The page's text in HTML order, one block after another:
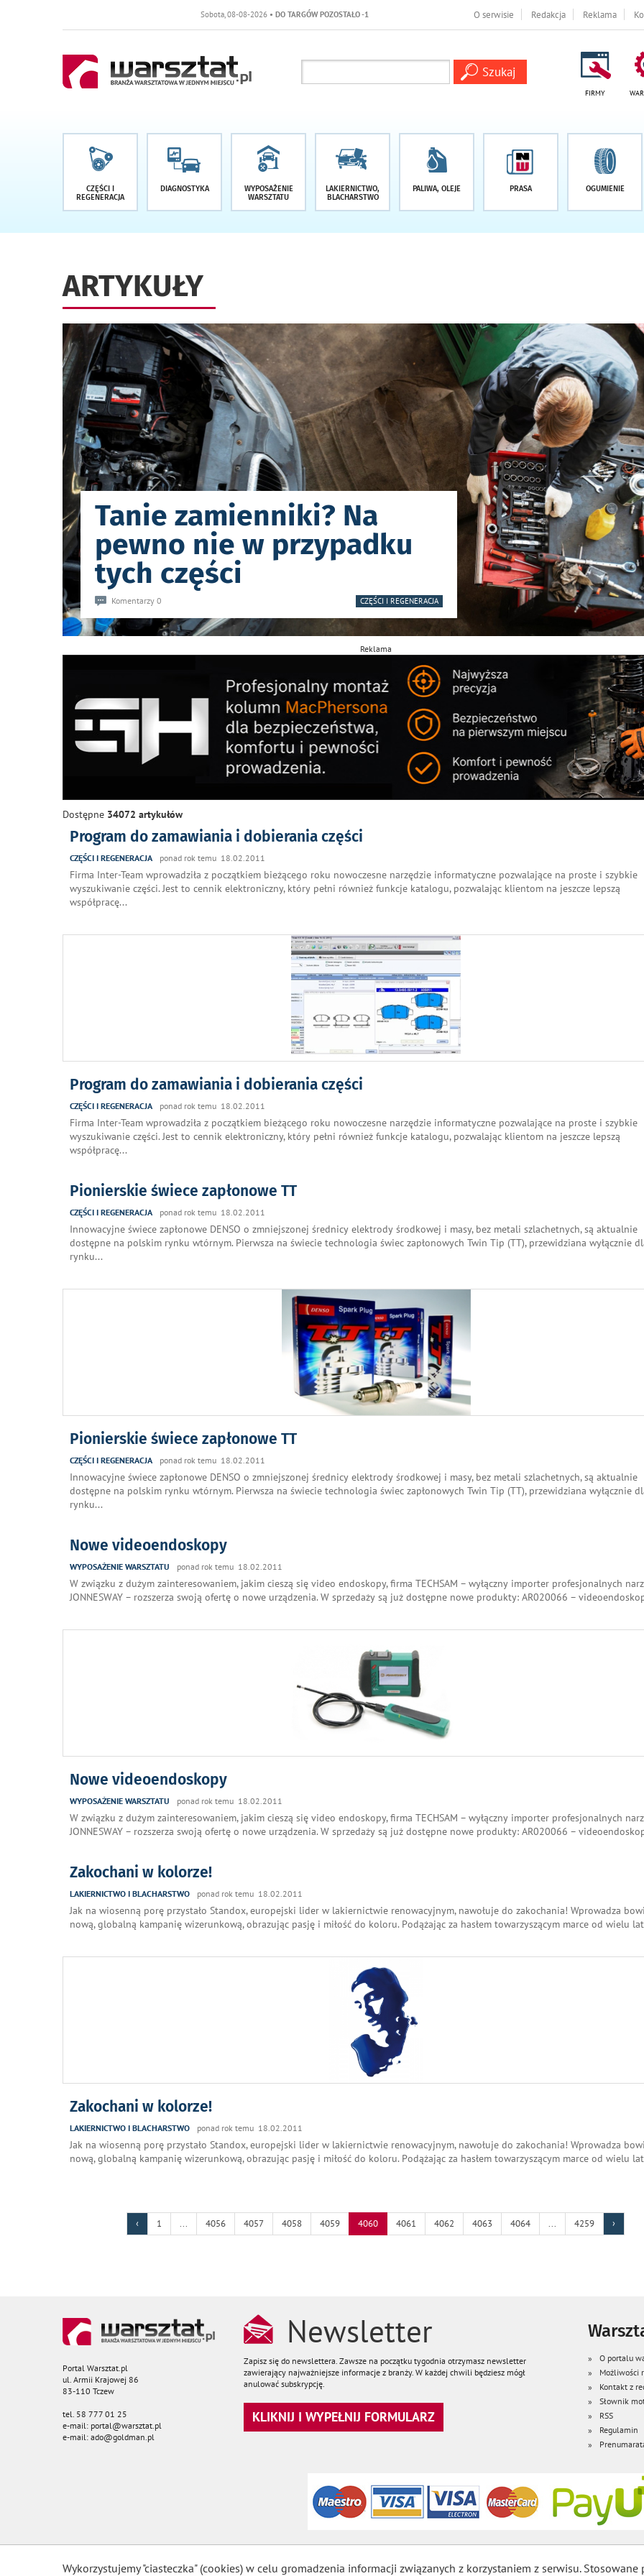
Sobota, 08-08-2026• DO TARGÓW POZOSTAŁO -1 DNI O serwisie Redakcja Reklama
FIRMY
CZĘŚCI I
REGENERACJA
DIAGNOSTYKA
WYPOSAŻENIE
WARSZTATU
LAKIERNICTWO,
BLACHARSTWO
PALIWA, OLEJE PRASA OGUMIENIE
ARTYKUŁY
Tanie zamienniki? Na
pewno nie w przypadku
tych części
Komentarzy 0 CZĘŚCI I REGENERACJA
Reklama
Dostępne 34072 artykułów
Program do zamawiania i dobierania części
CZĘŚCI I REGENERACJA ponad rok temu 18.02.2011
Firma Inter-Team wprowadziła z początkiem bieżącego roku nowoczesne narzędzie informatyczne pozwalające na proste i szybkie
wyszukiwanie części. Jest to cennik elektroniczny, który pełni również funkcje katalogu, pozwalając klientom na jeszcze lepszą
współpracę...
Program do zamawiania i dobierania części
CZĘŚCI I REGENERACJA ponad rok temu 18.02.2011
Firma Inter-Team wprowadziła z początkiem bieżącego roku nowoczesne narzędzie informatyczne pozwalające na proste i szybkie
wyszukiwanie części. Jest to cennik elektroniczny, który pełni również funkcje katalogu, pozwalając klientom na jeszcze lepszą
współpracę...
Pionierskie świece zapłonowe TT
CZĘŚCI I REGENERACJA ponad rok temu 18.02.2011
Innowacyjne świece zapłonowe DENSO o zmniejszonej średnicy elektrody środkowej i masy, bez metali szlachetnych, są aktualnie
dostępne na polskim rynku wtórnym. Pierwsza na świecie technologia świec zapłonowych Twin Tip (TT), przewidziana wyłącznie
rynku...
Pionierskie świece zapłonowe TT
CZĘŚCI I REGENERACJA ponad rok temu 18.02.2011
Innowacyjne świece zapłonowe DENSO o zmniejszonej średnicy elektrody środkowej i masy, bez metali szlachetnych, są aktualnie
dostępne na polskim rynku wtórnym. Pierwsza na świecie technologia świec zapłonowych Twin Tip (TT), przewidziana wyłącznie
rynku...
Nowe videoendoskopy
WYPOSAŻENIE WARSZTATU ponad rok temu 18.02.2011
W związku z dużym zainteresowaniem, jakim cieszą się video endoskopy, firma TECHSAM – wyłączny importer profesjonalnych
JONNESWAY – rozszerza swoją ofertę o nowe urządzenia. W sprzedaży są już dostępne nowe produkty: AR020066 –
Nowe videoendoskopy
WYPOSAŻENIE WARSZTATU ponad rok temu 18.02.2011
W związku z dużym zainteresowaniem, jakim cieszą się video endoskopy, firma TECHSAM – wyłączny importer profesjonalnych
JONNESWAY – rozszerza swoją ofertę o nowe urządzenia. W sprzedaży są już dostępne nowe produkty: AR020066 –
Zakochani w kolorze!
LAKIERNICTWO I BLACHARSTWO ponad rok temu 18.02.2011
Jak na wiosenną porę przystało Standox, europejski lider w lakiernictwie renowacyjnym, nawołuje do zakochania! Wprowadza
nową, globalną kampanię wizerunkową, obrazując pasję i miłość do koloru. Podążając za hasłem towarzyszącym marce od wielu
Zakochani w kolorze!
LAKIERNICTWO I BLACHARSTWO ponad rok temu 18.02.2011
Jak na wiosenną porę przystało Standox, europejski lider w lakiernictwie renowacyjnym, nawołuje do zakochania! Wprowadza
nową, globalną kampanię wizerunkową, obrazując pasję i miłość do koloru. Podążając za hasłem towarzyszącym marce od wielu
‹ 1 ... 4056 4057 4058 4059 4060 4061 4062 4063 4064 ... 4259 ›
Portal Warsztat.pl
ul. Armii Krajowej 86
83-110 Tczew
tel. 58 777 01 25
e-mail: portal@warsztat.pl
e-mail: ado@goldman.pl
Newsletter
Zapisz się do newslettera. Zawsze na początku tygodnia otrzymasz newsletter
zawierający najważniejsze informacje z branży. W każdej chwili będziesz mógł
anulować subskrypcję.
KLIKNIJ I WYPEŁNIJ FORMULARZ
O portalu
Możliwości
Kontakt z
Słownik
RSS
Regulamin
Wykorzystujemy "ciasteczka" (cookies) w celu gromadzenia informacji związanych z korzystaniem z serwisu.